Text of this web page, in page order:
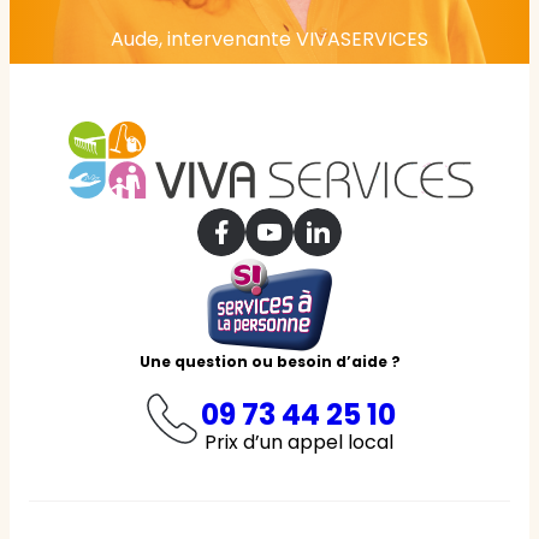
Aude, intervenante VIVASERVICES
Une question ou besoin d’aide ?
09 73 44 25 10
Prix d’un appel local